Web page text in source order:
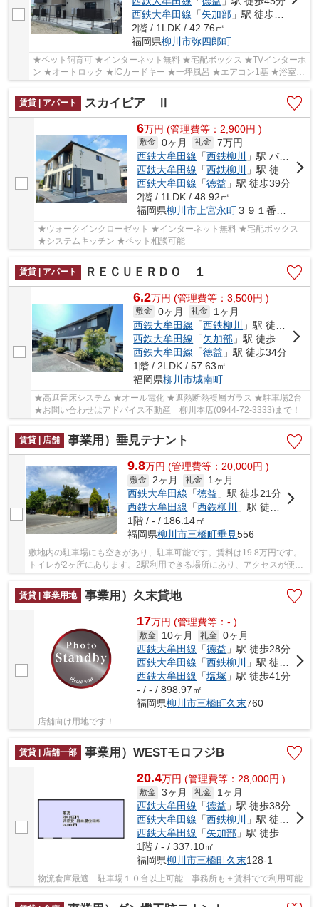
西鉄大牟田線 「矢加部 」駅 徒歩46分
2階 / 1LDK / 42.76㎡
福岡県柳川市弥四郎町
★ペット飼育可 ★インターネット無料 ★宅配ボックス ★TVインターホ
ン ★オートロック ★ICカードキー ★一坪風呂 ★エアコン1基 ★浴室換
気乾燥機
賃貸 | アパート
スカイピア Ⅱ
6万円 (管理費等：2,900円 )
敷金 0ヶ月 礼金 7万円
西鉄大牟田線 「西鉄柳川
」駅 バス12分 「上宮永」 停歩3分
西鉄大牟田線 「西鉄柳川
」駅 徒歩36分
西鉄大牟田線 「徳益 」駅 徒歩39分
2階 / 1LDK / 48.92㎡
福岡県柳川市 上宮永町３９１番地１０
★ウォークインクローゼット ★インターネット無料 ★宅配ボックス
★システムキッチン ★ペット相談可能
賃貸 | アパート ＲＥＣＵＥＲＤＯ １
6.2万円 (管理費等：3,500円 )
敷金 0ヶ月 礼金
1ヶ月
西鉄大牟田線 「西鉄柳川 」駅 徒歩34分
西鉄大牟田線 「矢加部 」駅 徒歩34分
西鉄大牟田線 「徳益 」駅 徒歩34分
1階 / 2LDK / 57.63㎡
福岡県柳川市城南町
★高遮音床システム ★オール電化 ★遮熱断熱複層ガラス ★駐車場2台
★お問い合わせはアドバイス不動産 柳川本店(0944-72-3333)まで！
賃貸 | 店舗 事業用）垂見テナント
9.8万円 (管理費等：20,000円 )
敷金 2ヶ月 礼金
1ヶ月
西鉄大牟田線 「徳益 」駅 徒歩21分
西鉄大牟田線 「西鉄柳川
」駅 徒歩27分
1階 / - / 186.14㎡
福岡県柳川市三橋町垂見556
敷地内の駐車場にも空きがあり、駐車可能です。賃料は19.8万円です。
トイレが2ヶ所にあります。2駅利用できる場所にあり、アクセスが便利
賃貸 | 事業用地
事業用）久末貸地
17万円 (管理費等：- )
敷金 10ヶ月 礼金 0ヶ月
西鉄大牟田線 「徳益 」駅 徒歩28分
西鉄大牟田線 「西鉄柳川
」駅 徒歩31分
西鉄大牟田線 「塩塚 」駅 徒歩41分
- / - / 898.97㎡
福岡県柳川市三橋町久末760
店舗向け用地です！
賃貸 | 店舗一部 事業用）WESTモロフジB
20.4万円 (管理費等：28,000円 )
敷金 3ヶ月 礼金
1ヶ月
西鉄大牟田線 「徳益 」駅 徒歩38分
西鉄大牟田線 「西鉄柳川
」駅 徒歩42分
西鉄大牟田線 「矢加部 」駅 徒歩47分
1階 / - / 337.10㎡
福岡県柳川市三橋町久末128-1
物流倉庫最適 駐車場１０台以上可能 事務所も＋賃料でで利用可能